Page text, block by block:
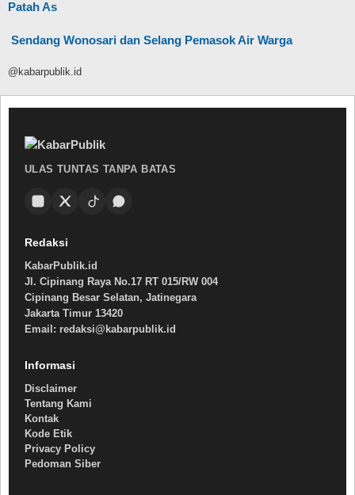
Patah As
Sendang Wonosari dan Selang Pemasok Air Warga
@kabarpublik.id
ULAS TUNTAS TANPA BATAS
Redaksi
KabarPublik.id
Jl. Cipinang Raya No.17 RT 015/RW 004
Cipinang Besar Selatan, Jatinegara
Jakarta Timur 13420
Email: redaksi@kabarpublik.id
Informasi
Disclaimer
Tentang Kami
Kontak
Kode Etik
Privacy Policy
Pedoman Siber